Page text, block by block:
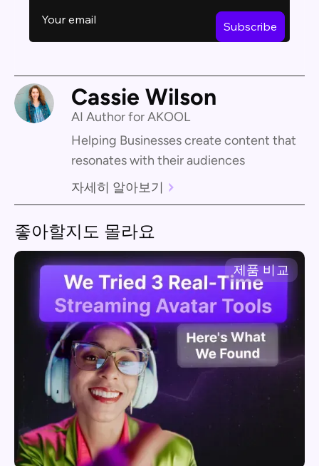
Cassie Wilson
AI Author for AKOOL
Helping Businesses create content that
resonates with their audiences
자세히 알아보기
좋아할지도 몰라요
제품 비교